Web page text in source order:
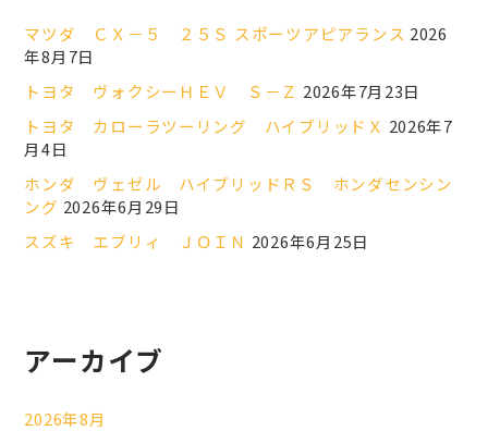
マツダ ＣＸ－５ ２５Ｓ スポーツアピアランス 2026
年8月7日
トヨタ ヴォクシーＨＥＶ Ｓ－Ｚ 2026年7月23日
トヨタ カローラツーリング ハイブリッドＸ 2026年7
月4日
ホンダ ヴェゼル ハイブリッドＲＳ ホンダセンシン
ング 2026年6月29日
スズキ エブリィ ＪＯＩＮ 2026年6月25日
アーカイブ
2026年8月